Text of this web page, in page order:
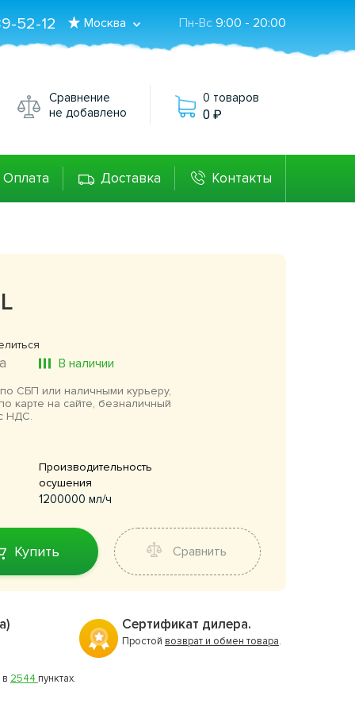
Пн-Вс 9:00 - 20:00
Москва
52-12
Сравнение
не добавлено
0 товаров
0
Оплата Доставка Контакты
В наличии
по СБП или наличными курьеру,
карте на сайте, безналичный
НДС.
Производительность
осушения
1200000 мл/ч
Купить Сравнить
в 2544 пунктах.
Сертификат дилера.
Простой возврат и обмен товара.